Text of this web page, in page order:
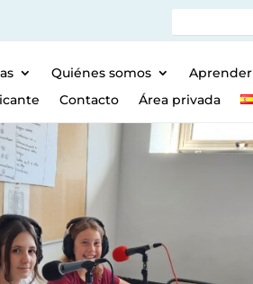
Quiénes somos Aprender
Contacto Área privada